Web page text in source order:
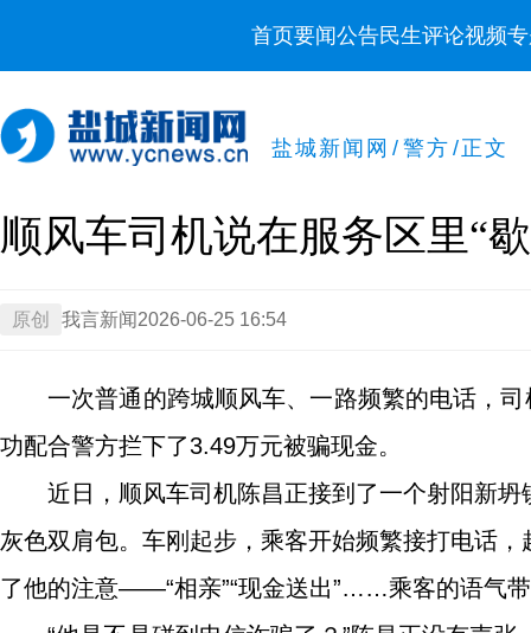
首页要闻公告民生评论视频
盐城新闻网 / 警方 /正文
顺风车司机说在服务区里“
原创 我言新闻 2026-06-25 16:54
一次普通的跨城顺风车、一路频繁的电话，
功配合警方拦下了3.49万元被骗现金。
近日，顺风车司机陈昌正接到了一个射阳新
灰色双肩包。车刚起步，乘客开始频繁接打电话
了他的注意——“相亲”“现金送出”……乘客的语气